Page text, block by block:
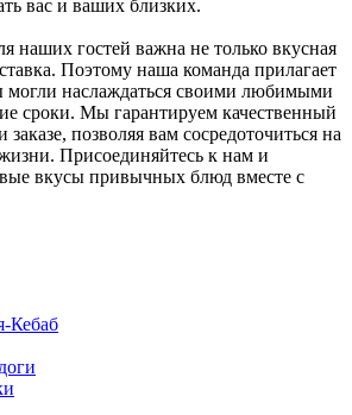
вас и ваших близких.
наших гостей важна не только вкусная
Поэтому наша команда прилагает
могли наслаждаться своими любимыми
сроки. Мы гарантируем качественный
позволяя вам сосредоточиться на
Присоединяйтесь к нам и
вкусы привычных блюд вместе с
Кебаб